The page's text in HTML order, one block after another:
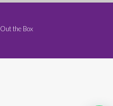
Out the Box